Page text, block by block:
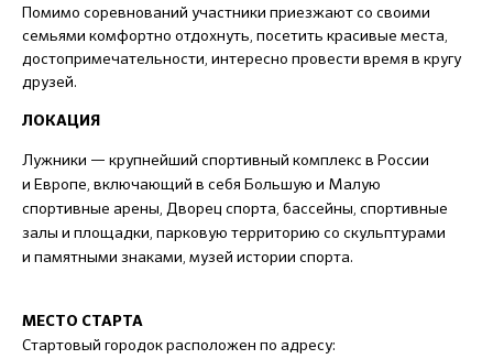
Помимо соревнований участники приезжают со своими
семьями комфортно отдохнуть, посетить красивые места,
достопримечательности, интересно провести время в кругу
друзей.
ЛОКАЦИЯ
Лужники — крупнейший спортивный комплекс в России
и Европе, включающий в себя Большую и Малую
спортивные арены, Дворец спорта, бассейны, спортивные
залы и площадки, парковую территорию со скульптурами
и памятными знаками, музей истории спорта.
МЕСТО СТАРТА
Стартовый городок расположен по адресу: